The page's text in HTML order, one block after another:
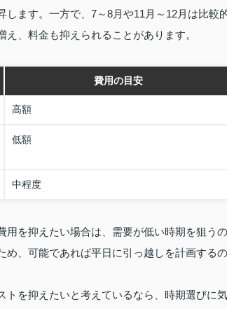
ます。一方で、7～8月や11月～12月は比較
、料金も抑えられることがあります。
費用の目安
高額
低額
中程度
用を抑えたい場合は、需要が低い時期を狙うの
め、可能であれば平日に引っ越しを計画するの
を抑えたいと考えているなら、時期選びに気